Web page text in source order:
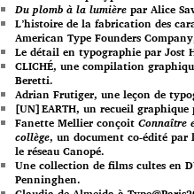
Du plomb à la lumière par Alice
L’histoire de la fabrication des
American Type Founders
Le détail en typographie par Jost
CLICHÉ, une compilation
Beretti.
Adrian Frutiger, une leçon de
[UN]EARTH, un recueil graphique
Fanette Mellier conçoit Connaître
collège, un document co-édité par
le réseau Canopé.
Une collection de films cultes en
Penninghen.